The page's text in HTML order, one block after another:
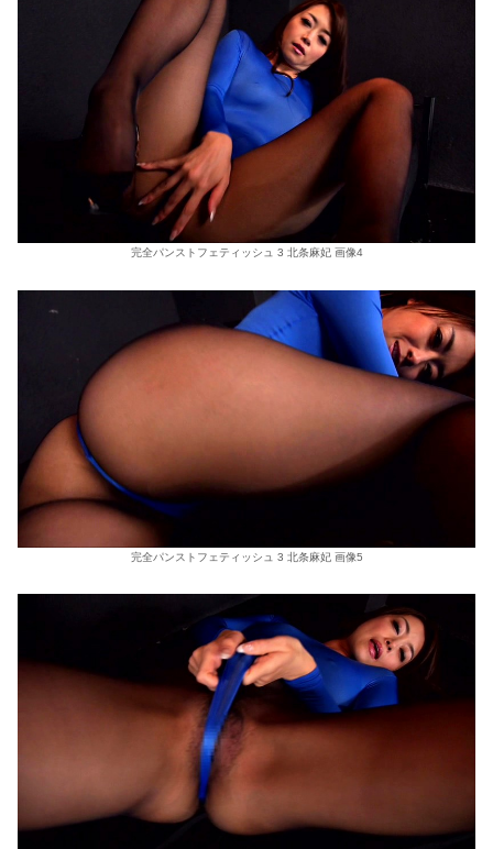
完全パンストフェティッシュ 3 北条麻妃 画像4
完全パンストフェティッシュ 3 北条麻妃 画像5